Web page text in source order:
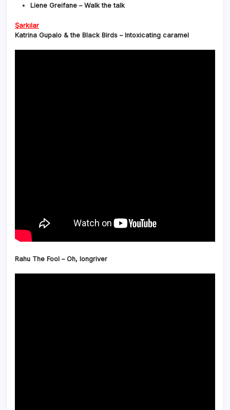
Liene Greifane – Walk the talk
Şarkılar
Katrina Gupalo & the Black Birds – Intoxicating caramel
Rahu The Fool – Oh, longriver